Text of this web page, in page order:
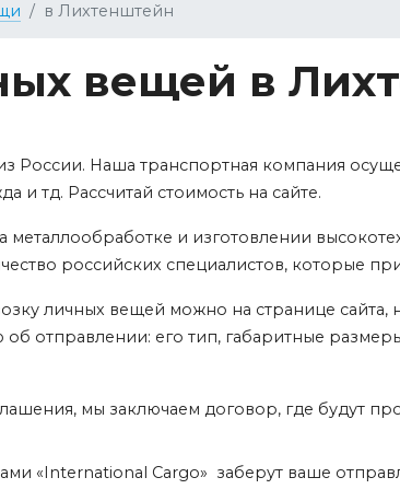
в Лихтенштейн
вещей в
России. Наша транспортная компания
и тд. Рассчитай стоимость на сайте.
и изготовлении
российских специалистов, которые
личных вещей можно на странице
отправлении: его тип, габаритные
мы заключаем договор, где будут
«International Cargo» заберут ваше